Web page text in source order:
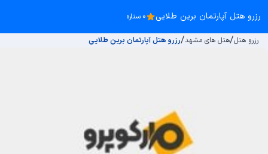
رزرو هتل آپارتمان برین طلایی 0 ستاره
رزرو هتل/هتل های مشهد/رزرو هتل آپارتمان برین طلایی